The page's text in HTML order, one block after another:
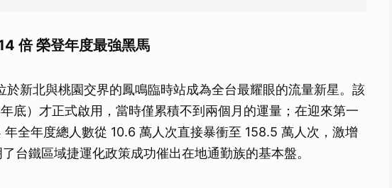
倍 榮登年度最強黑馬
於新北與桃園交界的鳳鳴臨時站成為全台最耀眼的流量新星。該
底）才正式啟用，當時僅累積不到兩個月的運量；在迎來第一
年全年度總人數從 10.6 萬人次直接暴衝至 158.5 萬人次，激增
台鐵區域捷運化政策成功催出在地通勤族的基本盤。